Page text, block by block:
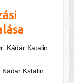
Kádár Katalin
Kádár Katalin